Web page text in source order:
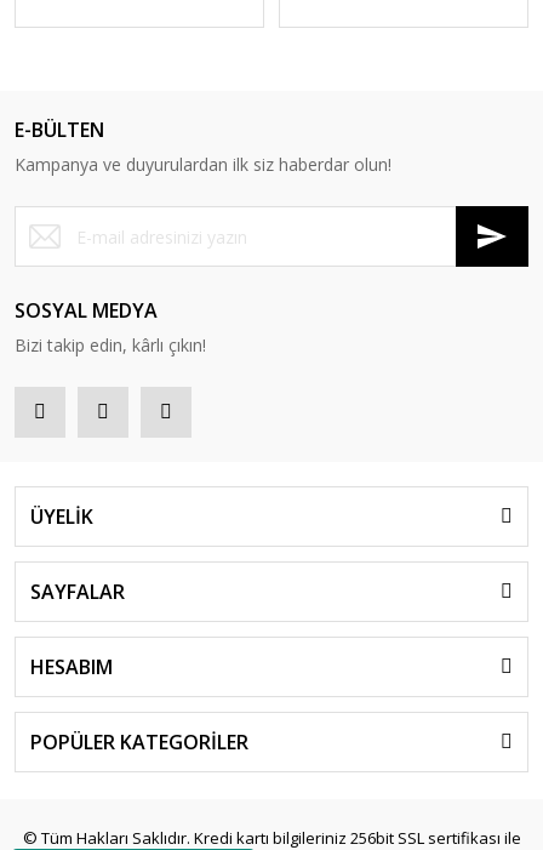
E-BÜLTEN
Kampanya ve duyurulardan ilk siz haberdar olun!
SOSYAL MEDYA
Bizi takip edin, kârlı çıkın!
ÜYELİK
SAYFALAR
HESABIM
POPÜLER KATEGORİLER
© Tüm Hakları Saklıdır. Kredi kartı bilgileriniz 256bit SSL sertifikası ile